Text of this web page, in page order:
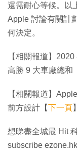
還需耐心等候。以
Apple 討論有關計
何決定。
【相關報道】
高勝 9 大車廠總和
【相關報道】
前方設計【下一頁】
想睇盡全城最 Hit
subscribe